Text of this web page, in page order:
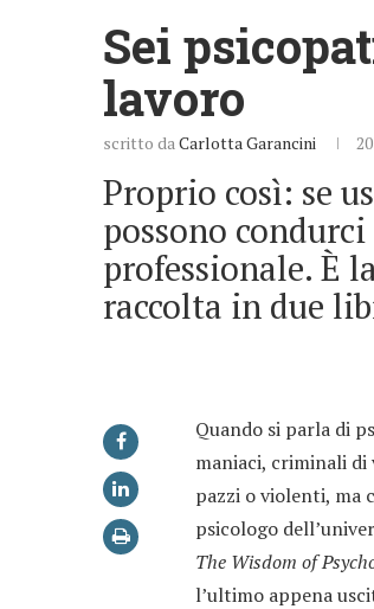
Sei
lavoro
scritto daCarlotta Garancini
Proprio così: se
possono
professionale. È
raccolta in due
Quando si parla di
maniaci, criminali
pazzi o violenti, ma
psicologo
The Wisdom of
l’ultimo appena